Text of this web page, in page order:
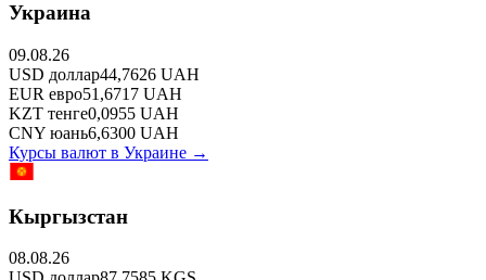
Украина
09.08.26
USD доллар44,7626 UAH
EUR евро51,6717 UAH
KZT тенге0,0955 UAH
CNY юань6,6300 UAH
Курсы валют в Украине →
Кыргызстан
08.08.26